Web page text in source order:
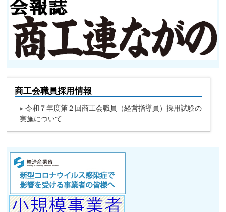
商工会職員採用情報
▸令和７年度第２回商工会職員（経営指導員）採用試験の
実施について